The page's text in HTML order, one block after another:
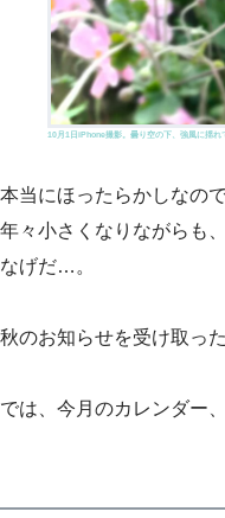
10月1日iPhone撮影。曇り空の下、強風に揺れ
本当にほったらかしなの
年々小さくなりながらも
なげだ…。
秋のお知らせを受け取っ
では、今月のカレンダー